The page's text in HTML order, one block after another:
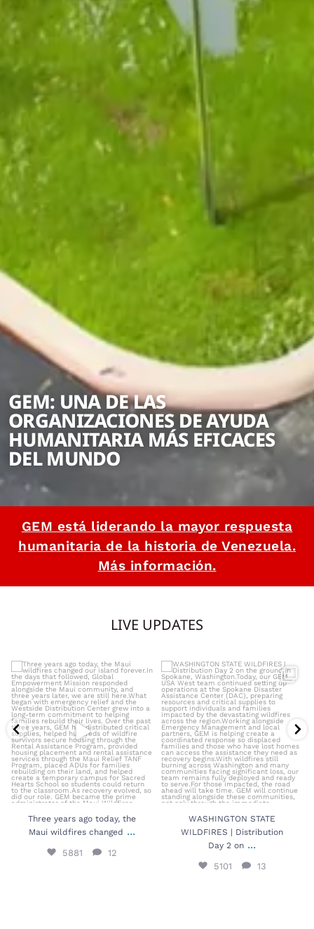
GEM: UNA DE LAS
ORGANIZACIONES DE AYUDA
HUMANITARIA MÁS EFICACES
DEL MUNDO
GEM está liderando la mayor respuesta
humanitaria de la historia de Venezuela.
Más información.
LIVE UPDATES
Three years ago today, the Maui
wildfires changed...
5881 12
Three years ago today, the
Maui wildfires changed ...
5881 12
WASHINGTON STATE WILDFIRES |
Distribution Day 2 on...
5101 13
WASHINGTON STATE
WILDFIRES | Distribution
Day 2 on ...
5101 13